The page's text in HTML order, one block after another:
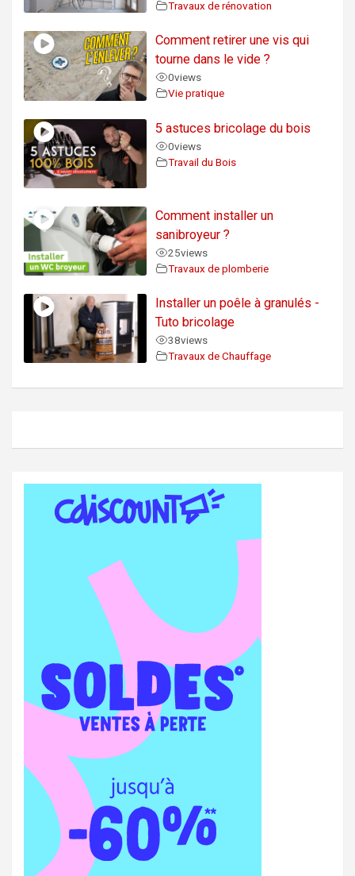
Travaux de rénovation
Comment retirer une vis qui
tourne dans le vide ?
0views
Vie pratique
5 astuces bricolage du bois
0views
Travail du Bois
Comment installer un
sanibroyeur ?
25views
Travaux de plomberie
Installer un poêle à granulés -
Tuto bricolage
38views
Travaux de Chauffage